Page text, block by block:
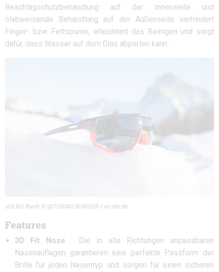
Beschlagschutzbehandlung auf der Innenseite und
ölabweisende Behandlung auf der Außenseite verhindert
Finger- bzw. Fettspuren, erleichtert das Reinigen und sorgt
dafür, dass Wasser auf dem Glas abperlen kann.
JULBO Rush © @TOBIAS BURGER / xc-ski.de
Features
3D Fit Nose : Die in alle Richtungen anpassbaren
Nasenauflagen garantieren eine perfekte Passform der
Brille für jeden Nasentyp und sorgen für einen sicheren